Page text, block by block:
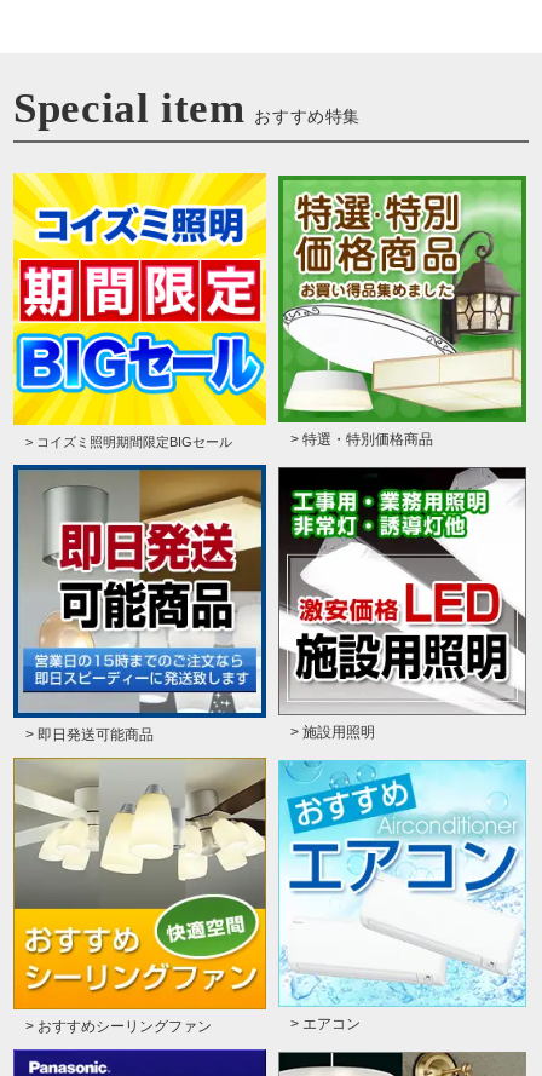
Special item おすすめ特集
> コイズミ照明期間限定BIGセール > 特選・特別価格商品
> 即日発送可能商品 > 施設用照明
> おすすめシーリングファン > エアコン